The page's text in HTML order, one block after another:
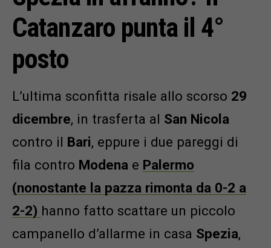
Catanzaro punta il 4°
posto
L’ultima sconfitta risale allo scorso 29
dicembre, in trasferta al San Nicola
contro il Bari, eppure i due pareggi di
fila contro Modena e Palermo
(nonostante la pazza rimonta da 0-2 a
2-2) hanno fatto scattare un piccolo
campanello d’allarme in casa Spezia,